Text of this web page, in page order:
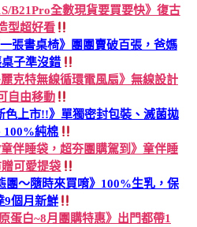
B21Pro全數現貨要買要快》復古
型超好看
張書桌椅》團團賣破百張，爸媽
子準沒錯
麗克特無線循環電風扇》無線設計
自由移動
色上市!!》單獨密封包裝、滅菌拋
100%純棉
童伴睡袋，超夯團購駕到》童伴睡
可愛提袋
團～隨時來買唷》100%生乳，保
9個月新鮮
蛋白~8月團購特惠》出門都帶1